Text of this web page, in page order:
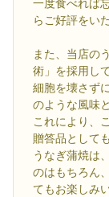
一度食べれば
らご好評をい
また、当店の
術」を採用し
細胞を壊さず
のような風味
これにより、
贈答品として
うなぎ蒲焼は
のはもちろん
てもお楽しみ